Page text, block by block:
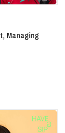
Managing